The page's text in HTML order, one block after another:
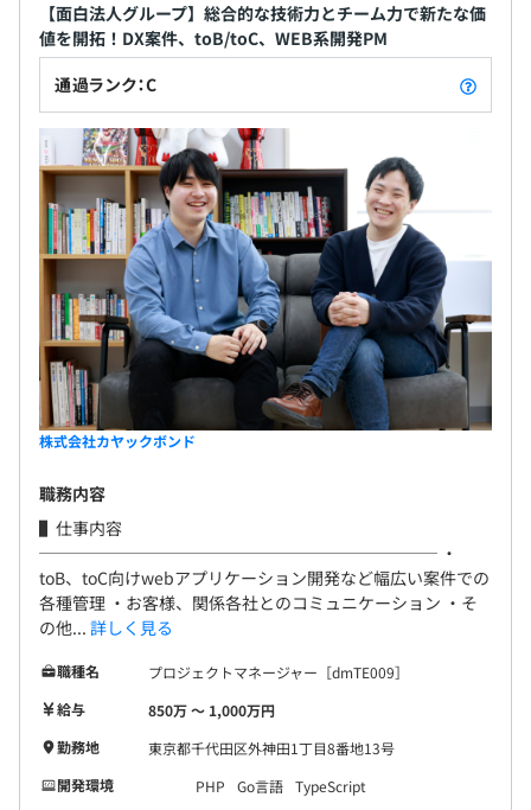
【面白法人グループ】総合的な技術力とチーム力で新たな価
値を開拓！DX案件、toB/toC、WEB系開発PM
通過ランク：C
株式会社カヤックボンド
職務内容
▌仕事内容
──────────────────────── ・
toB、toC向けwebアプリケーション開発など幅広い案件での
各種管理 ・お客様、関係各社とのコミュニケーション ・そ
の他... 詳しく見る
職種名
プロジェクトマネージャー［dmTE009］
給与
850万 〜 1,000万円
勤務地
東京都千代田区外神田1丁目8番地13号
開発環境
PHP Go言語 TypeScript